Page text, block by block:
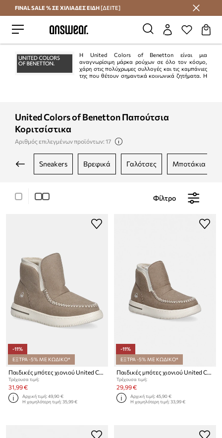
Εξοικονομήστε με το Answear Club
FINAL SALE % ΣΕ ΧΙΛΙΑΔΕΣ ΕΙΔΗ [ΔΕΙΤΕ]
Η United Colors of Benetton είναι μια
αναγνωρίσιμη μάρκα ρούχων σε όλο τον κόσμο,
χάρη στις πολύχρωμες συλλογές και τις καμπάνιες
της που θέτουν σημαντικά κοινωνικά ζητήματα. Η
United Colors of Benetton Παπούτσια
Κοριτσίστικα
Αριθμός επιλεγμένων προϊόντων: 17
sneakers βρεφικά γαλότσες μποτάκια
Φίλτρο
-11%
ΕΞΤΡΑ -5% ΜΕ ΚΩΔΙΚΟ*
Παιδικές μπότες χιονιού United Colors of Benetton
Τρέχουσα τιμή:
31,99 €
Αρχική τιμή:49,90 €
Η χαμηλότερη τιμή:35,99 €
-11%
ΕΞΤΡΑ -5% ΜΕ ΚΩΔΙΚΟ*
Παιδικές μπότες χιονιού United Colors of Benetton
Τρέχουσα τιμή:
29,99 €
Αρχική τιμή:45,90 €
Η χαμηλότερη τιμή:33,99 €